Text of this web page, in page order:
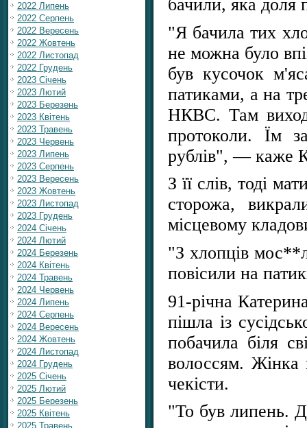
2022 Липень
2022 Серпень
2022 Вересень
2022 Жовтень
2022 Листопад
2022 Грудень
2023 Січень
2023 Лютий
2023 Березень
2023 Квітень
2023 Травень
2023 Червень
2023 Липень
2023 Серпень
2023 Вересень
2023 Жовтень
2023 Листопад
2023 Грудень
2024 Січень
2024 Лютий
2024 Березень
2024 Квітень
2024 Травень
2024 Червень
2024 Липень
2024 Серпень
2024 Вересень
2024 Жовтень
2024 Листопад
2024 Грудень
2025 Січень
2025 Лютий
2025 Березень
2025 Квітень
2025 Травень
бачили, яка доля
"Я бачила тих
не можна було
був кусочок
патиками, а на
НКВС. Там
протоколи. Їм
рублів", — каже
З її слів, тоді
сторожа,
місцевому
"З хлопців
повісили на
91-річна
пішла із
побачила біля
волоссям. Жінка
чекісти.
"То був липень.